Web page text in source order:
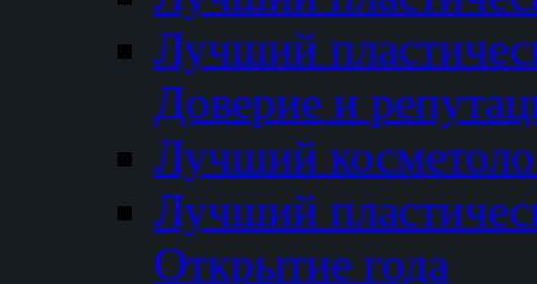
Лучший
Доверие и
Лучший
Лучший
Открытие года